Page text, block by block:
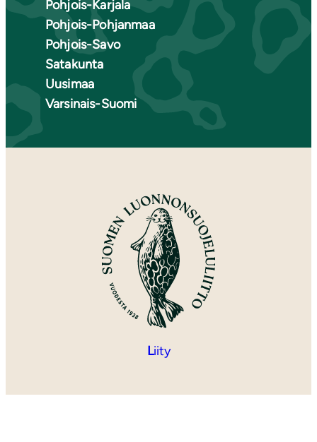
Pohjois-Karjala
Pohjois-Pohjanmaa
Pohjois-Savo
Satakunta
Uusimaa
Varsinais-Suomi
Liity